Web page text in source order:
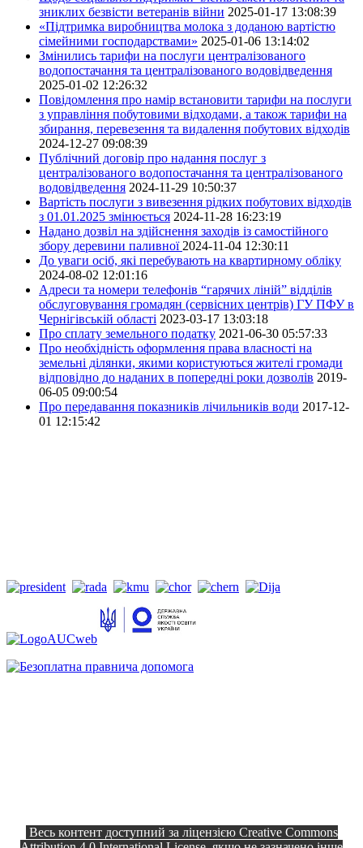
зниклих безвісти ветеранів війни 2025-01-17 13:08:39
«Підтримка виробництва молока з доданою вартістю
сімейними господарствами» 2025-01-06 13:14:02
Змінились тарифи на послуги централізованого
водопостачання та централізованого водовідведення
2025-01-02 12:26:32
Повідомлення про намір встановити тарифи на послуги
з управління побутовими відходами, а також тарифи на
збирання, перевезення та видалення побутових відходів
2024-12-27 09:08:39
Публічний договір про надання послуг з
централізованого водопостачання та централізованого
водовідведення 2024-11-29 10:50:37
Вартість послуги з вивезення рідких побутових відходів
з 01.01.2025 змінюється 2024-11-28 16:23:19
Надано дозвіл на здійснення заходів із самостійного
збору деревини паливної2024-11-04 12:30:11
До уваги осіб, які перебувають на квартирному обліку
2024-08-02 12:01:16
Адреси та номери телефонів “гарячих ліній” відділів
обслуговування громадян (сервісних центрів) ГУ ПФУ в
Чернігівській області 2023-03-17 13:03:18
Про сплату земельного податку 2021-06-30 05:57:33
Про необхідність оформлення права власності на
земельні ділянки, якими користуються жителі громади
відповідно до наданих в попередні роки дозволів 2019-
06-05 09:00:54
Про передавання показників лічильників води 2017-12-
01 12:15:42
Весь контент доступний за ліцензією Creative Commons